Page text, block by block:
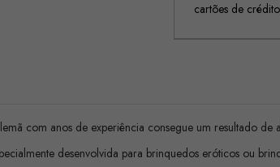
cartões de
com anos de experiência consegue um resultado de
desenvolvida para brinquedos eróticos ou